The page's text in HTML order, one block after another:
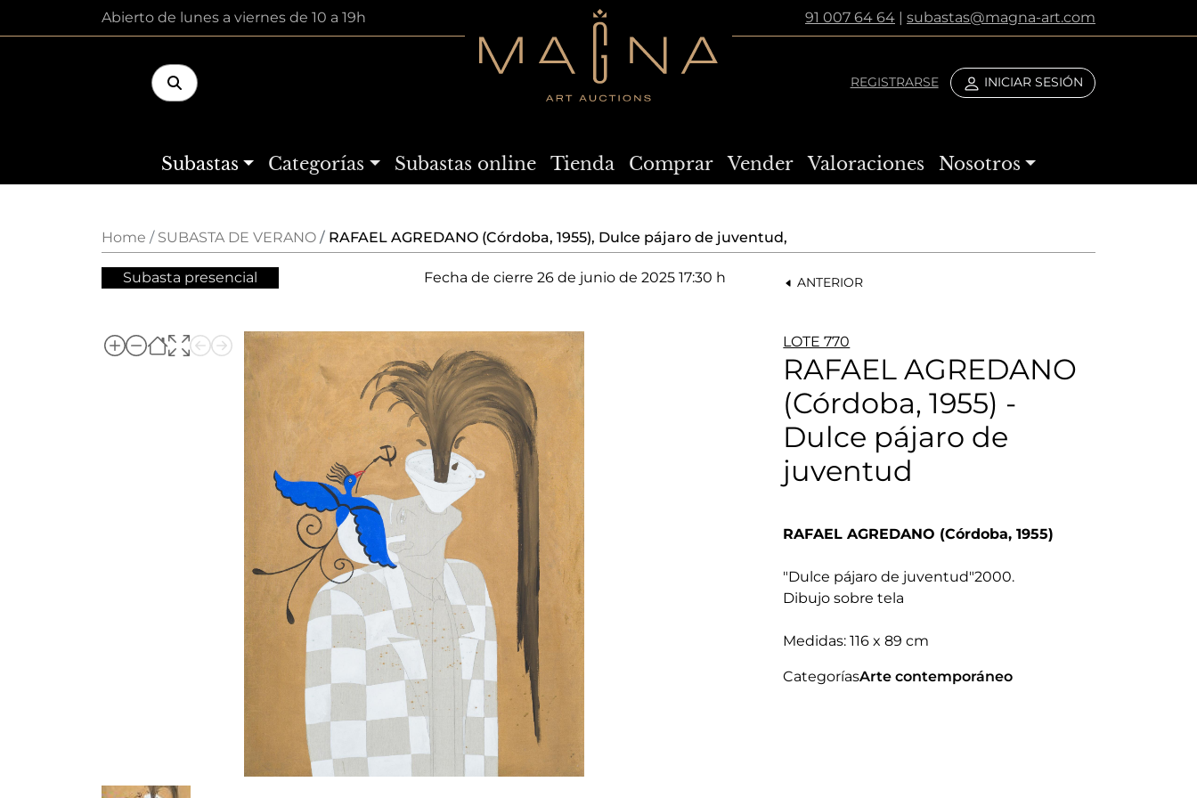
Abierto de lunes a viernes de 10 a 19h 91 007 64 64 | subastas@magna-art.com
REGISTRARSE INICIAR SESIÓN
Subastas Categorías Subastas online Tienda Comprar Vender Valoraciones Nosotros
Home SUBASTA DE VERANO RAFAEL AGREDANO (Córdoba, 1955), Dulce pájaro de juventud,
Subasta presencial Fecha de cierre26 de junio de 2025 17:30 h ANTERIOR
LOTE 770
RAFAEL AGREDANO
(Córdoba, 1955) -
Dulce pájaro de
juventud
RAFAEL AGREDANO (Córdoba, 1955)
"Dulce pájaro de juventud"2000.
Dibujo sobre tela
Medidas: 116 x 89 cm
CategoríasArte contemporáneo